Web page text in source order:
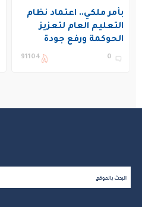
بأمر ملكي.. اعتماد نظام
التعليم العام لتعزيز
الحوكمة ورفع جودة
التعليم في المملكة
0
91104